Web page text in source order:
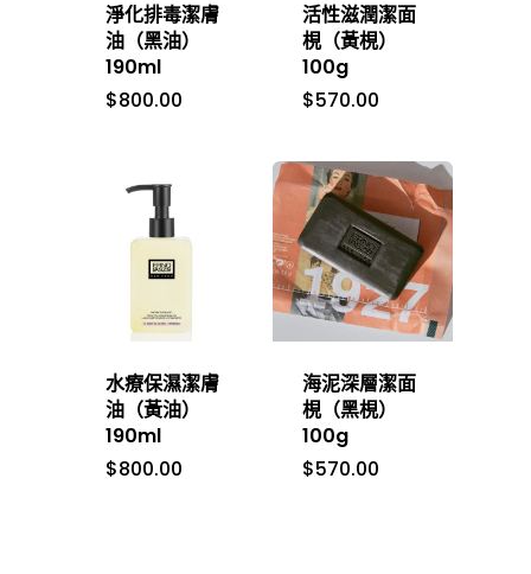
淨化排毒潔膚
油（黑油）
190ml
$800.00
活性滋潤潔面
梘（黃梘）
100g
$570.00
水療保濕潔膚
油（黃油）
190ml
$800.00
海泥深層潔面
梘（黑梘）
100g
$570.00
Best Sellers 明星產
Cleansers 潔面
Eye Cares 眼部護理
Masks 面膜
Moisturizers 面霜
Toners & Essences
產品系列
Firmarine 水漾藍藻
Phormula 3-10 高效
系列
肌膚問題
Fine Lines &
衰老
Redness 舒緩鎮靜
Uneven Skin Tone
Sensitive Skin 溫和
美肌分享
達人分享
傳媒推薦
聯絡我們